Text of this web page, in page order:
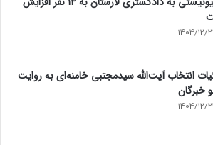
1404/12/
انتخاب آیت‌الله سیدمجتبی خامنه‌ای به روایت
خبرگان
1404/12/